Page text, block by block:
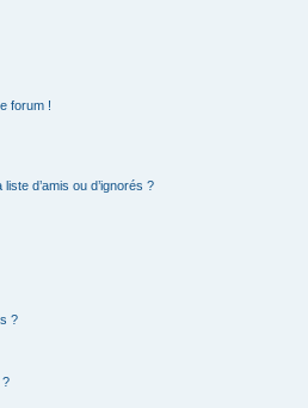
forum !
d’amis ou d’ignorés ?
?
?